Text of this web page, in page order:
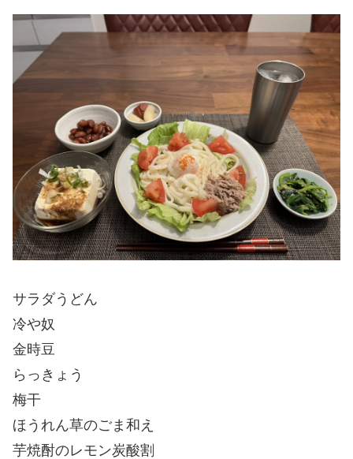
サラダうどん
冷や奴
金時豆
らっきょう
梅干
ほうれん草のごま和え
芋焼酎のレモン炭酸割